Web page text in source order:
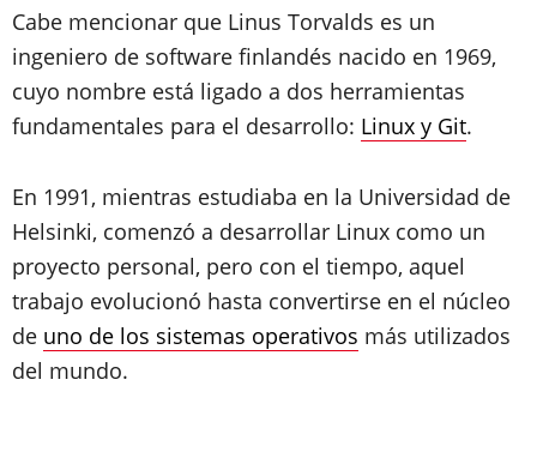
Cabe mencionar que Linus Torvalds es un
ingeniero de software finlandés nacido en 1969,
cuyo nombre está ligado a dos herramientas
fundamentales para el desarrollo: Linux y Git.
En 1991, mientras estudiaba en la Universidad de
Helsinki, comenzó a desarrollar Linux como un
proyecto personal, pero con el tiempo, aquel
trabajo evolucionó hasta convertirse en el núcleo
de uno de los sistemas operativos más utilizados
del mundo.